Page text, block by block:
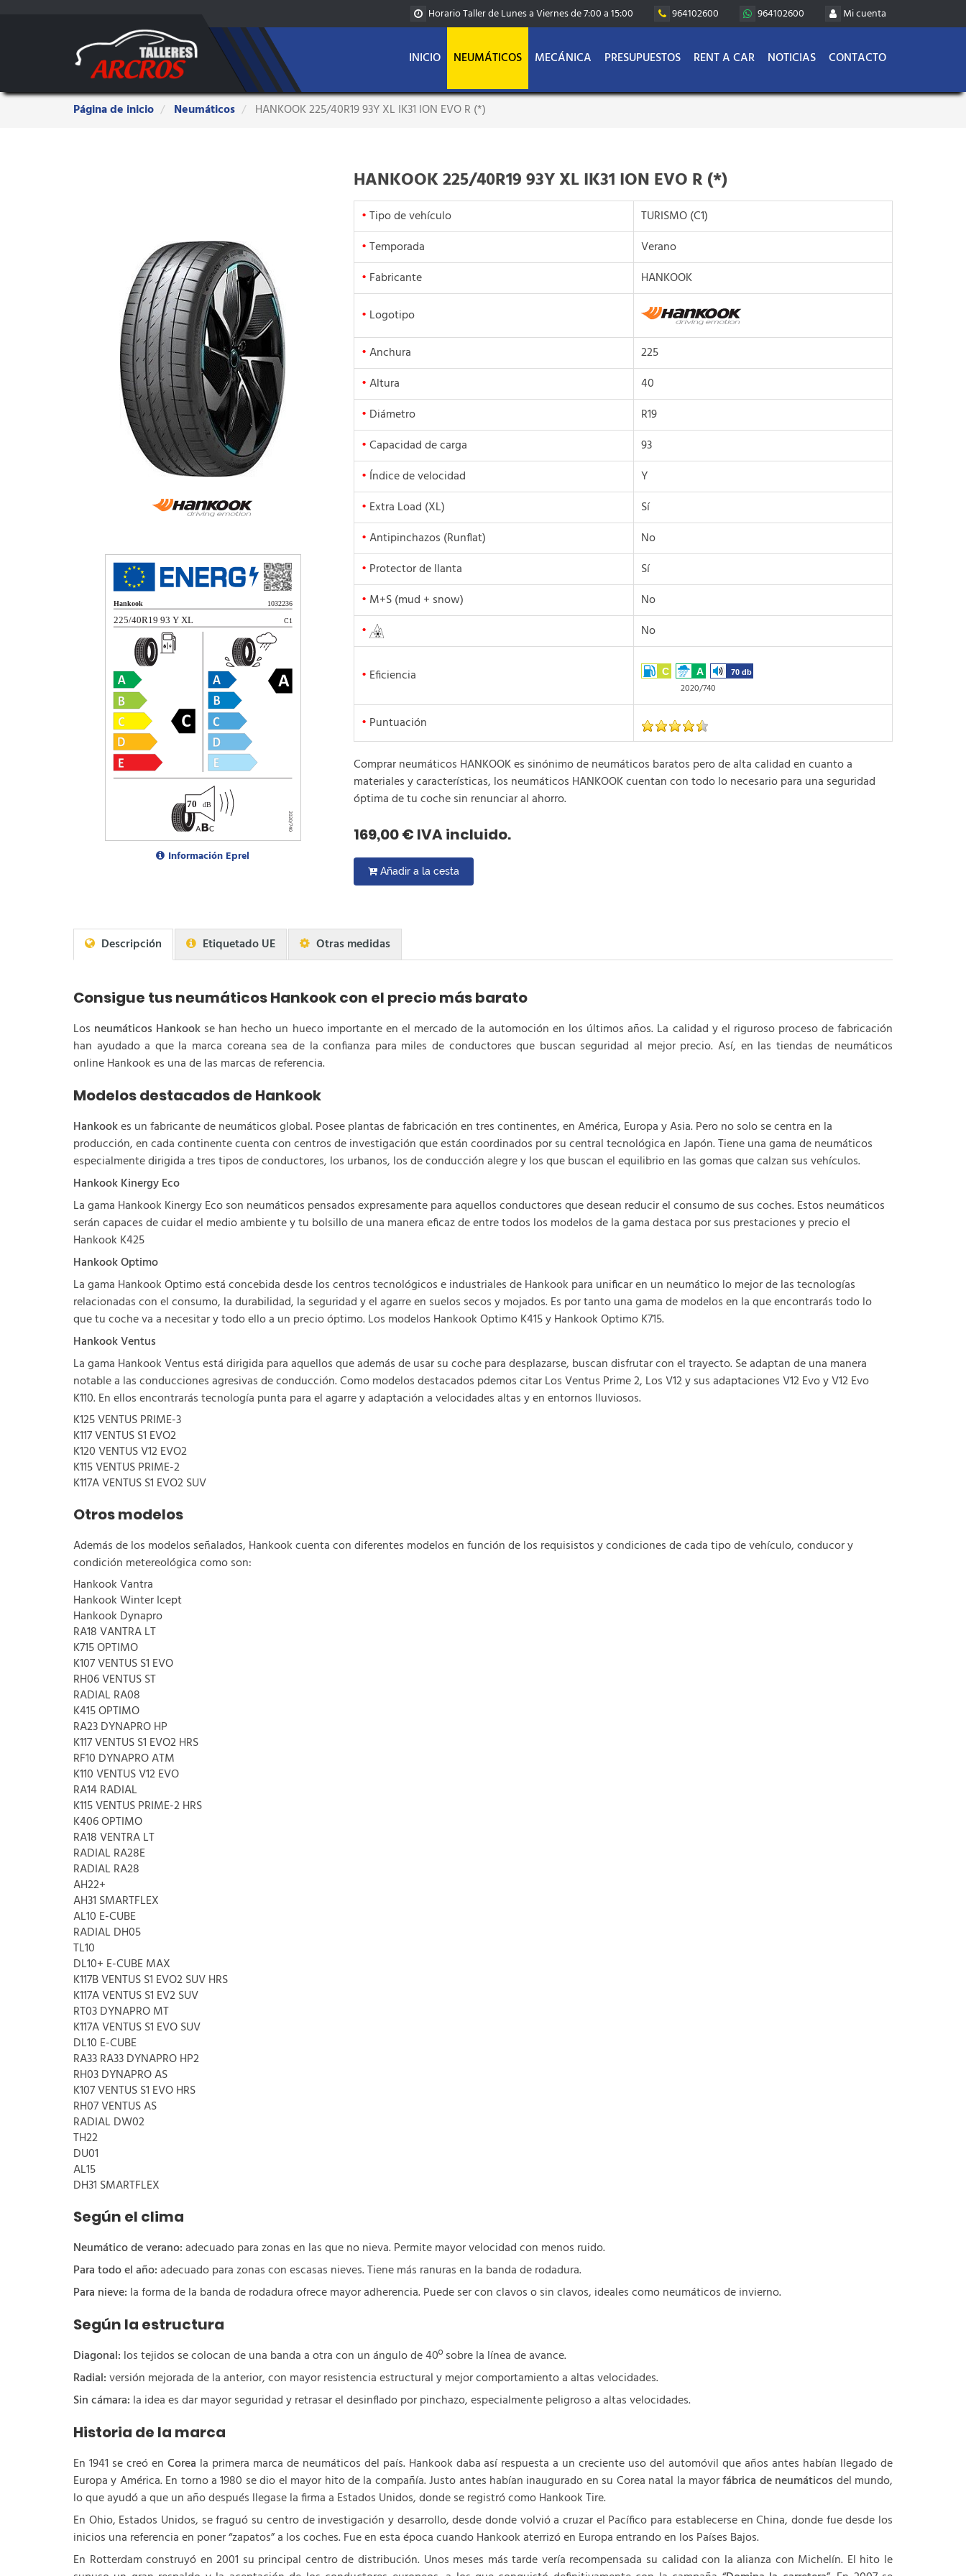
Horario Taller de Lunes a Viernes de 7:00 a 15:00 964102600 964102600 Mi cuenta
INICIO NEUMÁTICOS MECÁNICA PRESUPUESTOS RENT A CAR NOTICIAS CONTACTO
Estas
aquí:
Página de inicio Neumáticos HANKOOK 225/40R19 93Y XL IK31 ION EVO R (*)
Información Eprel
HANKOOK 225/40R19 93Y XL IK31 ION EVO R (*)
•Tipo de vehículo
TURISMO (C1)
•Temporada
Verano
• Fabricante
HANKOOK
• Logotipo
•Anchura
225
•Altura
40
• Diámetro
R19
•Capacidad de carga
93
• Índice de velocidad
Y
• Extra Load (XL)
Sí
•Antipinchazos (Runflat)
No
• Protector de llanta
Sí
• M+S (mud + snow)
No
•
No
• Eficiencia C A 70 db
2020/740
• Puntuación
Comprar neumáticos HANKOOK es sinónimo de neumáticos baratos pero de alta calidad en cuanto a
materiales y características, los neumáticos HANKOOK cuentan con todo lo necesario para una seguridad
óptima de tu coche sin renunciar al ahorro.
169,00 € IVA incluido.
Añadir a la cesta
Descripción Etiquetado UE Otras medidas
Consigue tus neumáticos Hankook con el precio más barato
Los neumáticos Hankook se han hecho un hueco importante en el mercado de la automoción en los últimos años. La calidad y el riguroso proceso de fabricación
han ayudado a que la marca coreana sea de la confianza para miles de conductores que buscan seguridad al mejor precio. Así, en las tiendas de neumáticos
online Hankook es una de las marcas de referencia.
Modelos destacados de Hankook
Hankookes un fabricante de neumáticos global. Posee plantas de fabricación en tres continentes, en América, Europa y Asia. Pero no solo se centra en la
producción, en cada continente cuenta con centros de investigación que están coordinados por su central tecnológica en Japón. Tiene una gama de neumáticos
especialmente dirigida a tres tipos de conductores, los urbanos, los de conducción alegre y los que buscan el equilibrio en las gomas que calzan sus vehículos.
Hankook Kinergy Eco
La gama Hankook Kinergy Eco son neumáticos pensados expresamente para aquellos conductores que desean reducir el consumo de sus coches. Estos neumáticos
serán capaces de cuidar el medio ambiente y tu bolsillo de una manera eficaz de entre todos los modelos de la gama destaca por sus prestaciones y precio el
Hankook K425
Hankook Optimo
La gama Hankook Optimo está concebida desde los centros tecnológicos e industriales de Hankook para unificar en un neumático lo mejor de las tecnologías
relacionadas con el consumo, la durabilidad, la seguridad y el agarre en suelos secos y mojados. Es por tanto una gama de modelos en la que encontrarás todo lo
que tu coche va a necesitar y todo ello a un precio óptimo. Los modelos Hankook Optimo K415 y Hankook Optimo K715.
Hankook Ventus
La gama Hankook Ventus está dirigida para aquellos que además de usar su coche para desplazarse, buscan disfrutar con el trayecto. Se adaptan de una manera
notable a las conducciones agresivas de conducción. Como modelos destacados pdemos citar Los Ventus Prime 2, Los V12 y sus adaptaciones V12 Evo y V12 Evo
K110. En ellos encontrarás tecnología punta para el agarre y adaptación a velocidades altas y en entornos lluviosos.
K125 VENTUS PRIME-3
K117 VENTUS S1 EVO2
K120 VENTUS V12 EVO2
K115 VENTUS PRIME-2
K117A VENTUS S1 EVO2 SUV
Otros modelos
Además de los modelos señalados, Hankook cuenta con diferentes modelos en función de los requisistos y condiciones de cada tipo de vehículo, conducor y
condición metereológica como son:
Hankook Vantra
Hankook Winter Icept
Hankook Dynapro
RA18 VANTRA LT
K715 OPTIMO
K107 VENTUS S1 EVO
RH06 VENTUS ST
RADIAL RA08
K415 OPTIMO
RA23 DYNAPRO HP
K117 VENTUS S1 EVO2 HRS
RF10 DYNAPRO ATM
K110 VENTUS V12 EVO
RA14 RADIAL
K115 VENTUS PRIME-2 HRS
K406 OPTIMO
RA18 VENTRA LT
RADIAL RA28E
RADIAL RA28
AH22+
AH31 SMARTFLEX
AL10 E-CUBE
RADIAL DH05
TL10
DL10+ E-CUBE MAX
K117B VENTUS S1 EVO2 SUV HRS
K117A VENTUS S1 EV2 SUV
RT03 DYNAPRO MT
K117A VENTUS S1 EVO SUV
DL10 E-CUBE
RA33 RA33 DYNAPRO HP2
RH03 DYNAPRO AS
K107 VENTUS S1 EVO HRS
RH07 VENTUS AS
RADIAL DW02
TH22
DU01
AL15
DH31 SMARTFLEX
Según el clima
Neumático de verano:adecuado para zonas en las que no nieva. Permite mayor velocidad con menos ruido.
Para todo el año:adecuado para zonas con escasas nieves. Tiene más ranuras en la banda de rodadura.
Para nieve: la forma de la banda de rodadura ofrece mayor adherencia. Puede ser con clavos o sin clavos, ideales como neumáticos de invierno.
Según la estructura
Diagonal: los tejidos se colocan de una banda a otra con un ángulo de 40º sobre la línea de avance.
Radial:versión mejorada de la anterior, con mayor resistencia estructural y mejor comportamiento a altas velocidades.
Sin cámara: la idea es dar mayor seguridad y retrasar el desinflado por pinchazo, especialmente peligroso a altas velocidades.
Historia de la marca
En 1941 se creó en Corea la primera marca de neumáticos del país. Hankook daba así respuesta a un creciente uso del automóvil que años antes habían llegado de
Europa y América. En torno a 1980 se dio el mayor hito de la compañía. Justo antes habían inaugurado en su Corea natal la mayorfábrica de neumáticos del mundo,
lo que ayudó a que un año después llegase la firma a Estados Unidos, donde se registró como Hankook Tire.
En Ohio, Estados Unidos, se fraguó su centro de investigación y desarrollo, desde donde volvió a cruzar el Pacífico para establecerse en China, donde fue desde los
inicios una referencia en poner “zapatos” a los coches. Fue en esta época cuando Hankook aterrizó en Europa entrando en los Países Bajos.
En Rotterdam construyó en 2001 su principal centro de distribución. Unos meses más tarde vería recompensada su calidad con la alianza con Michelín. El hito le